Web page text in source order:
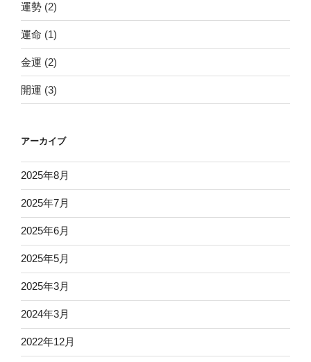
運勢 (2)
運命 (1)
金運 (2)
開運 (3)
アーカイブ
2025年8月
2025年7月
2025年6月
2025年5月
2025年3月
2024年3月
2022年12月